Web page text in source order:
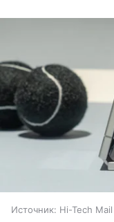
Источник: Hi-Tech Mail